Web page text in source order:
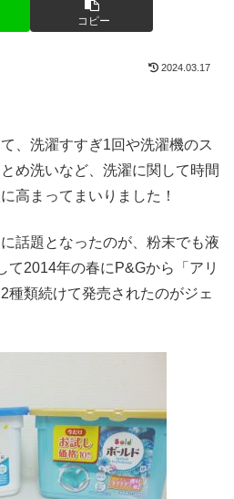
コピー
2024.03.17
、洗濯すすぎ1回や洗濯機のス
め洗いなど、洗濯に関して時間
高まってまいりました！
話題となったのが、粉末でも液
て2014年の春にP&Gから「アリ
種類続けて発売されたのがジェ